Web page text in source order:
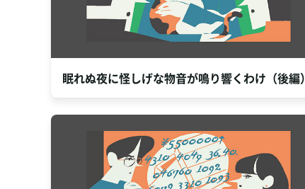
眠れぬ夜に怪しげな物音が鳴り響くわけ（後編）